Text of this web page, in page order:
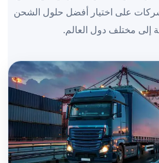
على اختيار أفضل حلول الشحن
إلى مختلف دول العالم.